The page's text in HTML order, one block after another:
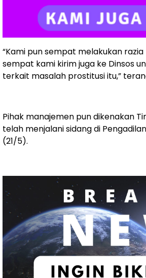
“Kami pun sempat melakukan
sempat kami kirim juga ke Dinsos
terkait masalah prostitusi itu,”
Pihak manajemen pun dikenakan
telah menjalani sidang di
(21/5).